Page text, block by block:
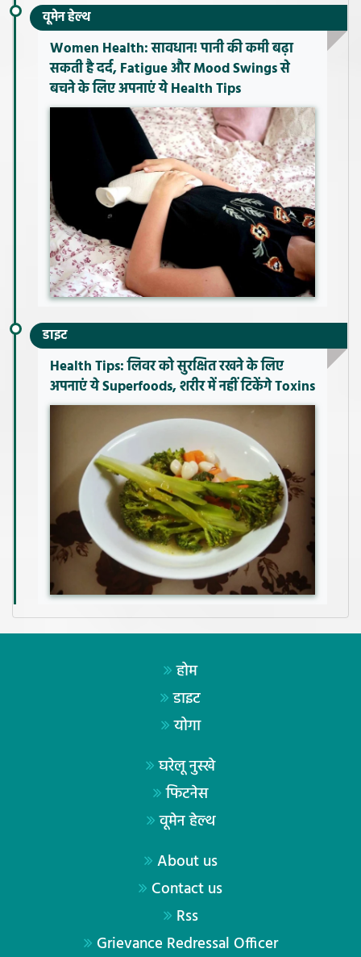
वूमेन हेल्थ
Women Health: सावधान! पानी की कमी बढ़ा
सकती है दर्द, Fatigue और Mood Swings से
बचने के लिए अपनाएं ये Health Tips
डाइट
Health Tips: लिवर को सुरक्षित रखने के लिए
अपनाएं ये Superfoods, शरीर में नहीं टिकेंगे Toxins
होम
डाइट
योगा
घरेलू नुस्खे
फिटनेस
वूमेन हेल्थ
About us
Contact us
Rss
Grievance Redressal Officer